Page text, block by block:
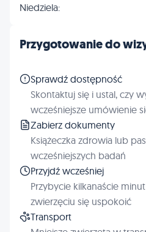
Niedziela:
Przygotowanie do
Sprawdź dostępność
Skontaktuj się i ustal, czy
wcześniejsze umówienie
Zabierz dokumenty
Książeczka zdrowia lub
wcześniejszych badań
Przyjdź wcześniej
Przybycie kilkanaście
zwierzęciu się uspokoić
Transport